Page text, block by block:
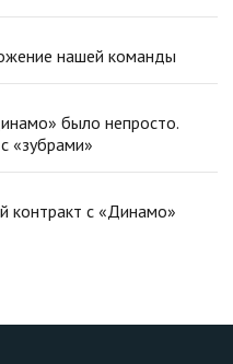
нашей команды
было непросто.
«зубрами»
контракт с «Динамо»